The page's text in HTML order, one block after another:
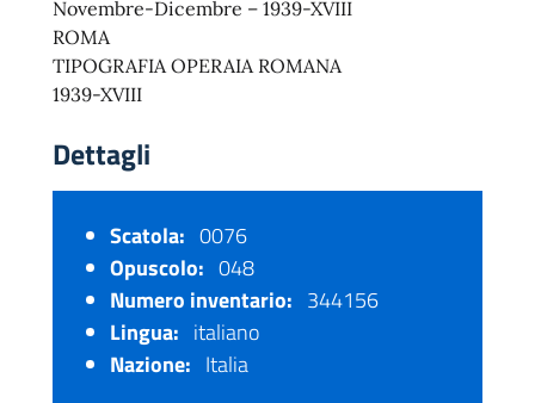
Novembre-Dicembre – 1939-XVIII
ROMA
TIPOGRAFIA OPERAIA ROMANA
1939-XVIII
Dettagli
Scatola: 0076
Opuscolo: 048
Numero inventario: 344156
Lingua: italiano
Nazione: Italia